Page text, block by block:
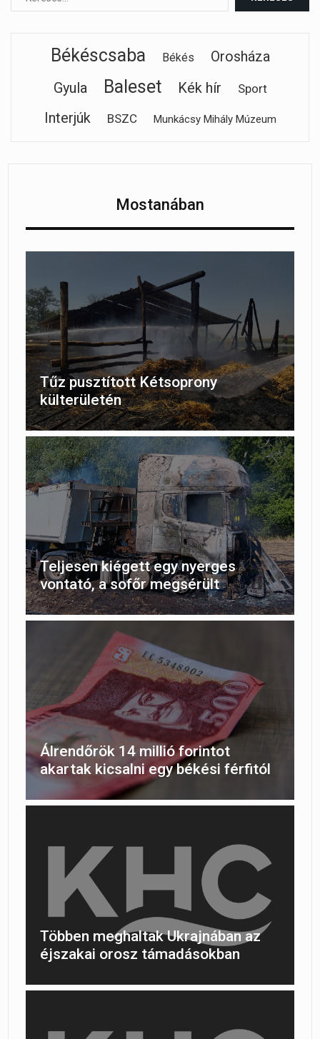
Békéscsaba Békés
Orosháza
Gyula
Baleset Kék hír Sport
Interjúk BSZC Munkácsy Mihály Múzeum
Mostanában
Tűz pusztított Kétsoprony
külterületén
Teljesen kiégett egy nyerges
vontató, a sofőr megsérült
Álrendőrök 14 millió forintot
akartak kicsalni egy békési férfitól
Többen meghaltak Ukrajnában az
éjszakai orosz támadásokban